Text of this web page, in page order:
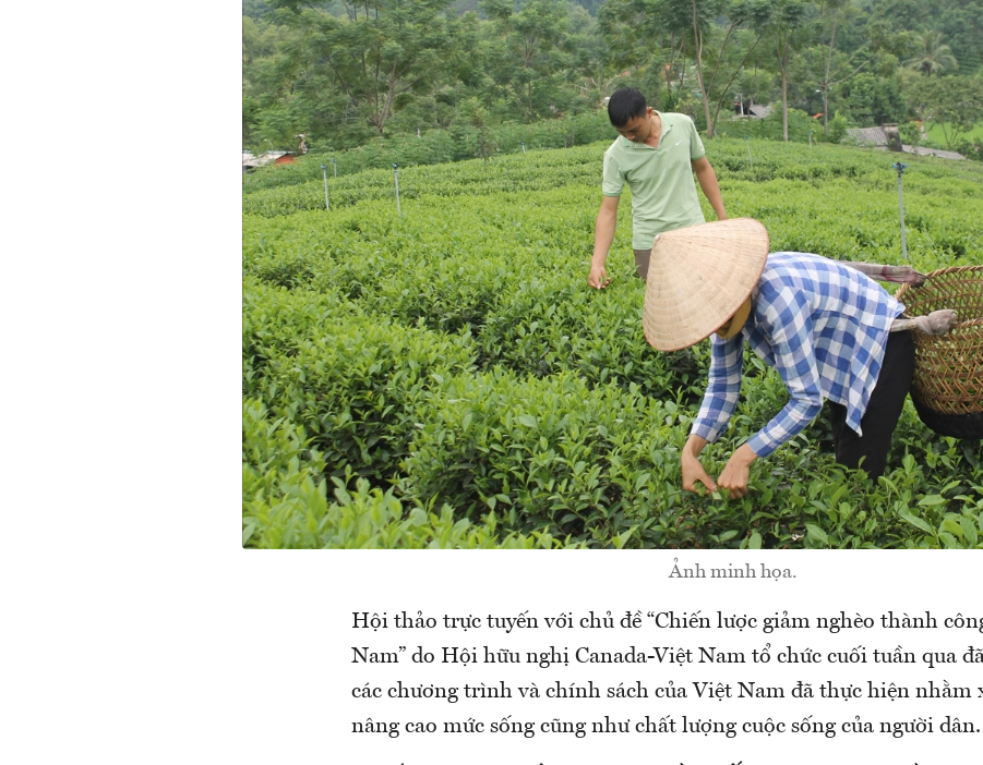
Ảnh minh họa.
Hội thảo trực tuyến với chủ đề “Chiến lược giảm nghèo thành
Nam” do Hội hữu nghị Canada-Việt Nam tổ chức cuối tuần qua
các chương trình và chính sách của Việt Nam đã thực hiện nhằm
nâng cao mức sống cũng như chất lượng cuộc sống của người dân.